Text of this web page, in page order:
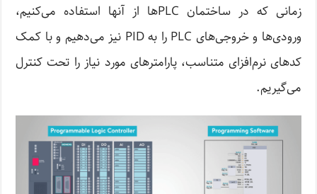
زمانی که در ساختمان PLCها از آنها استفاده می‌کنیم،
ورودی‌ها و خروجی‌های PLC را به PID نیز می‌دهیم و با کمک
کدهای نرم‌افزای متناسب، پارامترهای مورد نیاز را تحت کنترل
می‌گیریم.